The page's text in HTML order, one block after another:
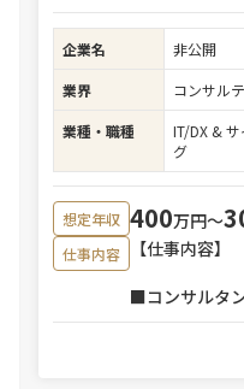
企業名
非公開
業界
コンサル
業種・職種
IT/DX &
グ
想定年収 400万円〜
仕事内容
【仕事内容】
■コンサルタ